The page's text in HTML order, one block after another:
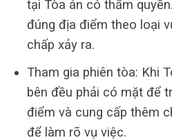
tại Tòa án có thẩm
đúng địa điểm theo loại
chấp xảy ra.
Tham gia phiên tòa: Khi
bên đều phải có mặt để
điểm và cung cấp thêm
để làm rõ vụ việc.